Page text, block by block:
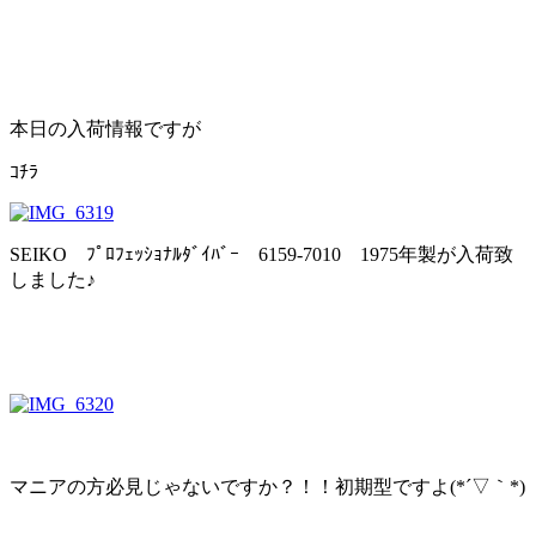
本日の入荷情報ですが
ｺﾁﾗ
SEIKO ﾌﾟﾛﾌｪｯｼｮﾅﾙﾀﾞｲﾊﾞｰ 6159-7010 1975年製が入荷致
しました♪
マニアの方必見じゃないですか？！！初期型ですよ(*´▽｀*)